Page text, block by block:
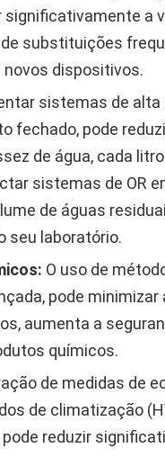
a
substituições
dispositivos.
sistemas de
fechado, pode
de água, cada
sistemas de OR
de águas
seu laboratório.
O uso de
pode
aumenta a
químicos.
de medidas de
de climatização
reduzir